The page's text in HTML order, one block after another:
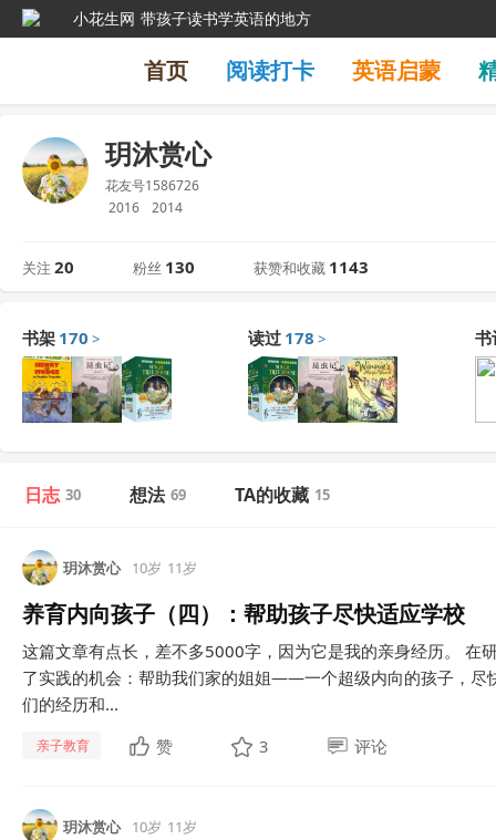
小花生网 带孩子读书学英语的地方
首页 阅读打卡 英语启蒙
玥沐赏心
花友号1586726
2016
2014
关注 20 粉丝 130 获赞和收藏 1143
书架 170 > 读过 178 > 书
日志 30 想法 69 TA的收藏 15
玥沐赏心 10岁 11岁
养育内向孩子（四）：帮助孩子尽快适应学校
这篇文章有点长，差不多5000字，因为它是我的亲身经历。 在
了实践的机会：帮助我们家的姐姐——一个超级内向的孩子，尽
们的经历和...
亲子教育 赞 3 评论
玥沐赏心 10岁 11岁